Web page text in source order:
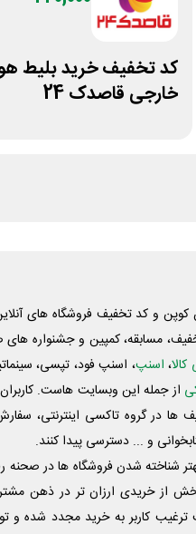
کد تخفیف خرید بلیط
خارجی قاصدک 24
و کد تخفیف فروشگاه های
مسابقه، کمپین و جشنواره های
، اسنپ، اسنپ فود، تپسی،
از جمله این وبسایت ‌هاست.
در گروه تاکسی اینترنتی، سفارش
و ... دسترسی پیدا کنند.
شناخته شدن فروشگاه ها در
از خریدی ارزان تر در ذهن
کاربر به خرید مجدد شده و